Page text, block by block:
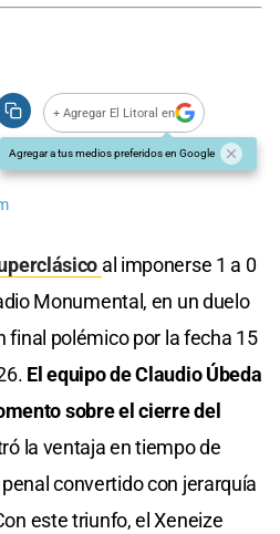
+ Agregar El Litoral en
Agregar a tus medios preferidos en Google
al imponerse 1 a 0
Monumental, en un duelo
final polémico por la fecha 15
El equipo de Claudio Úbeda
sobre el cierre del
la ventaja en tiempo de
convertido con jerarquía
este triunfo, el Xeneize